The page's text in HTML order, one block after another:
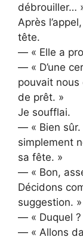
débrouiller…
Après
tête.
— « Elle a
— « D’une
pouvait nous
de prêt. »
Je soufflai.
— « Bien sûr.
simplement
sa fête. »
— « Bon,
Décidons
suggestion. »
— « Duquel ?
— « Allons